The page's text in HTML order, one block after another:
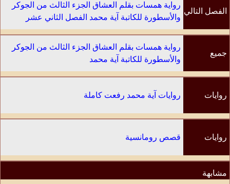
الفصل التالي
رواية همسات بقلم العشاق الجزء الثالث من الجوكر
والأسطورة للكاتبة آية محمد الفصل الثاني عشر
جميع
رواية همسات بقلم العشاق الجزء الثالث من الجوكر
والأسطورة للكاتبة آية محمد
روايات روايات آية محمد رفعت كاملة
روايات
مشابهة
قصص رومانسية